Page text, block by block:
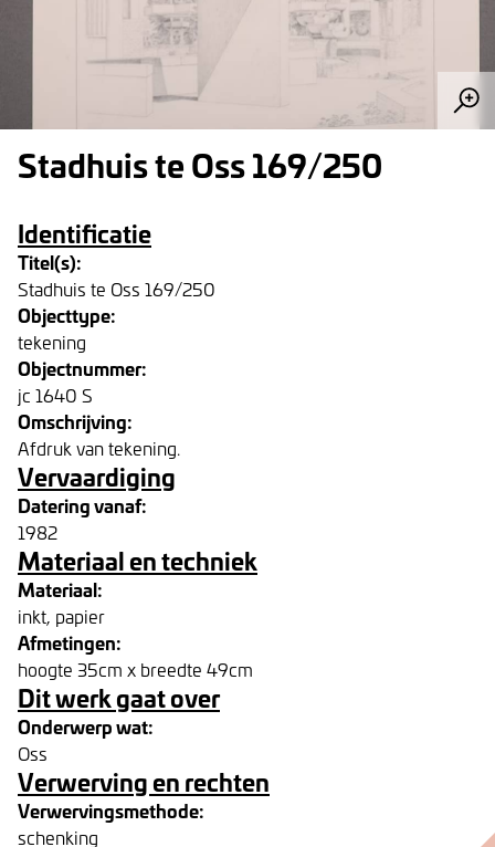
Stadhuis te Oss 169/250
Identificatie
Titel(s):
Stadhuis te Oss 169/250
Objecttype:
tekening
Objectnummer:
jc 1640 S
Omschrijving:
Afdruk van tekening.
Vervaardiging
Datering vanaf:
1982
Materiaal en techniek
Materiaal:
inkt, papier
Afmetingen:
hoogte 35cm x breedte 49cm
Dit werk gaat over
Onderwerp wat:
Oss
Verwerving en rechten
Verwervingsmethode:
schenking